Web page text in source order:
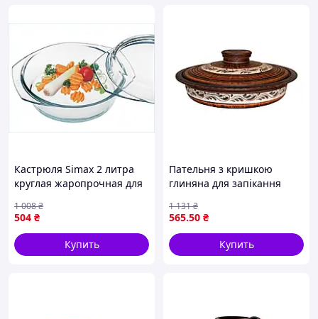
Кастрюля Simax 2 литра
круглая жаропрочная для
пищи с крышкой
504 ₴
1 008₴
Купить
Пательня з кришкою
глиняна для запікання
28 см ТМ СЛОВЯНСЬК
565.50 ₴
1 131₴
Купить